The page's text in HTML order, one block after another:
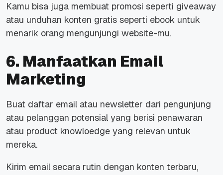
Kamu bisa juga membuat promosi seperti giveaway
atau unduhan konten gratis seperti ebook untuk
menarik orang mengunjungi website-mu.
6. Manfaatkan Email
Marketing
Buat daftar email atau newsletter dari pengunjung
atau pelanggan potensial yang berisi penawaran
atau product knowloedge yang relevan untuk
mereka.
Kirim email secara rutin dengan konten terbaru,